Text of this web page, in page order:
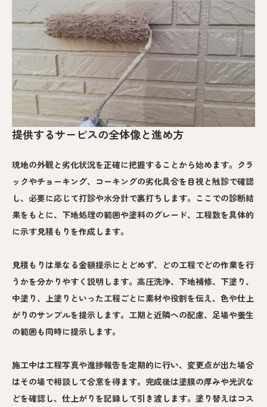
提供するサービスの全体像と進め方
現地の外観と劣化状況を正確に把握することから始めます。クラ
ックやチョーキング、コーキングの劣化具合を目視と触診で確認
し、必要に応じて打診や水分計で裏打ちします。ここでの診断結
果をもとに、下地処理の範囲や塗料のグレード、工程数を具体的
に示す見積もりを作成します。
見積もりは単なる金額提示にとどめず、どの工程でどの作業を行
うかを分かりやすく説明します。高圧洗浄、下地補修、下塗り、
中塗り、上塗りといった工程ごとに素材や役割を伝え、色や仕上
がりのサンプルを提示します。工期と近隣への配慮、足場や養生
の範囲も同時に提示します。
施工中は工程写真や進捗報告を定期的に行い、変更点が出た場合
はその場で相談して合意を得ます。完成後は塗膜の厚みや光沢な
どを確認し、仕上がりを記録して引き渡します。塗り替えはコス